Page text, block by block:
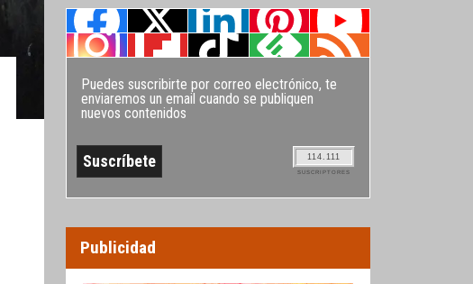
Puedes suscribirte por correo electrónico, te
enviaremos un email cuando se publiquen
nuevos contenidos
114.111
SUSCRIPTORES
Publicidad